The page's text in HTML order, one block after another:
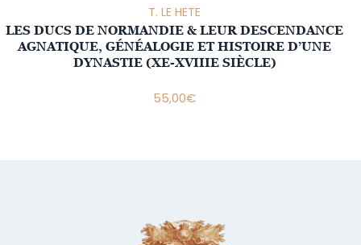
T. LE HETE
LES DUCS DE NORMANDIE & LEUR DESCENDANCE
AGNATIQUE, GÉNÉALOGIE ET HISTOIRE D’UNE
DYNASTIE (XE-XVIIIE SIÈCLE)
55,00€